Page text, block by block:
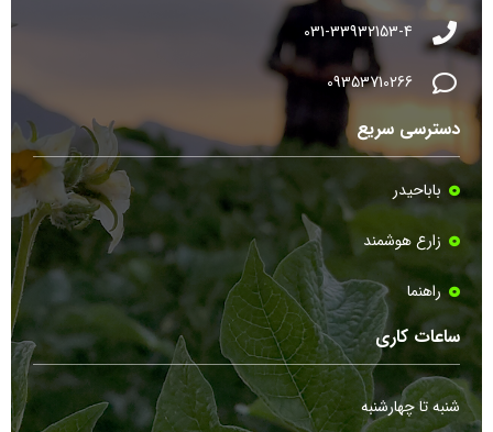
031-33932153-4
09353710266
دسترسی سریع
باباحیدر
زارع هوشمند
راهنما
ساعات کاری
شنبه تا چهارشنبه